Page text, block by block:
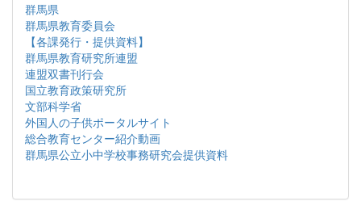
群馬県
群馬県教育委員会
【各課発行・提供資料】
群馬県教育研究所連盟
連盟双書刊行会
国立教育政策研究所
文部科学省
外国人の子供ポータルサイト
総合教育センター紹介動画
群馬県公立小中学校事務研究会提供資料